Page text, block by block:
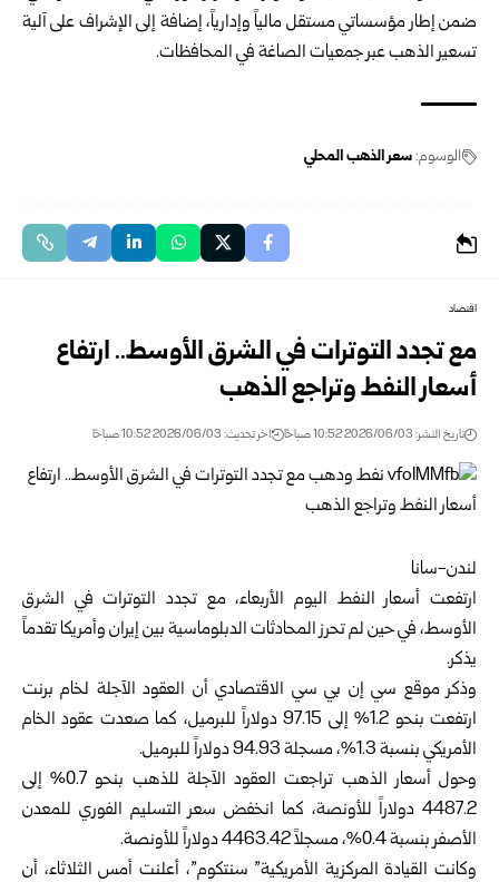
ضمن ‏إطار مؤسساتي مستقل مالياً وإدارياً، إضافة إلى الإشراف على آلية
تسعير ‏الذهب عبر ‏جمعيات الصاغة في المحافظات. ‏ ‏
الوسوم:سعر الذهب المحلي
اقتصاد
مع تجدد التوترات في الشرق الأوسط.. ارتفاع
أسعار النفط وتراجع الذهب
تاريخ النشر: 2026/06/03 10:52 صباحًا اخر تحديث: 2026/06/03 10:52 صباحًا
لندن-سانا
ارتفعت أسعار النفط اليوم الأربعاء، مع تجدد التوترات في الشرق
الأوسط، في حين لم تحرز المحادثات الدبلوماسية بين إيران وأمريكا تقدماً
يذكر.
وذكر موقع سي إن بي سي الاقتصادي أن العقود الآجلة لخام برنت
ارتفعت بنحو 1.2% إلى 97.15 دولاراً للبرميل، كما صعدت عقود الخام
الأمريكي بنسبة 1.3%، مسجلة 94.93 دولاراً للبرميل.
وحول أسعار الذهب تراجعت العقود الآجلة للذهب بنحو 0.7% إلى
4487.2 دولاراً للأونصة، كما انخفض سعر التسليم الفوري للمعدن
الأصفر بنسبة 0.4%، مسجلاً 4463.42 دولاراً للأونصة.
وكانت القيادة المركزية الأمريكية” سنتكوم”، أعلنت أمس الثلاثاء، أن